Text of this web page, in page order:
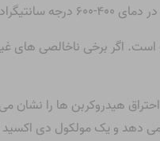
تهیه می شود.
برخی ناخالصی های غیر
می دهد و یک مولکول دی